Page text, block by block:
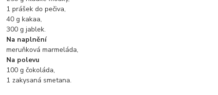
1 prášek do pečiva,
40 g kakaa,
300 g jablek.
Na naplnění
meruňková marmeláda,
Na polevu
100 g čokoláda,
1 zakysaná smetana.